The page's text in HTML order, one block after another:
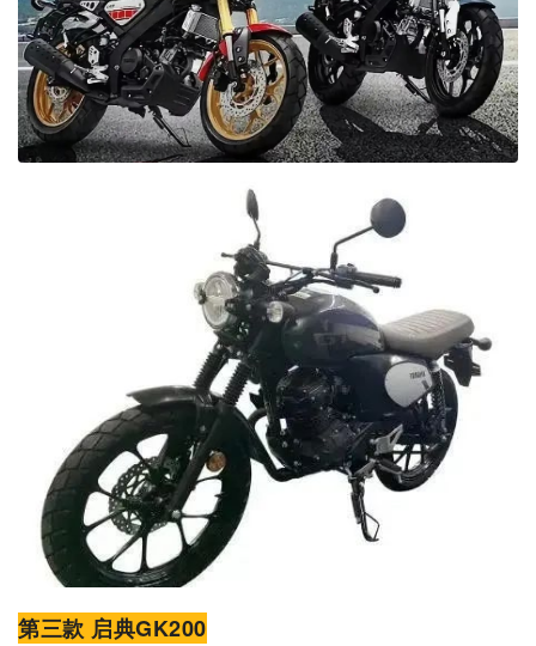
第三款 启典GK200